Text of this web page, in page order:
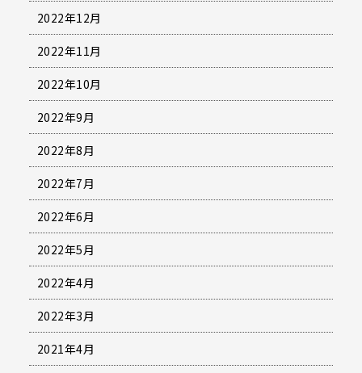
2022年12月
2022年11月
2022年10月
2022年9月
2022年8月
2022年7月
2022年6月
2022年5月
2022年4月
2022年3月
2021年4月